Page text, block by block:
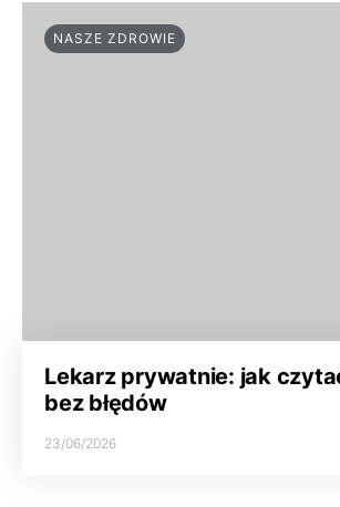
NASZE ZDROWIE
Lekarz prywatnie: jak
bez błędów
23/06/2026